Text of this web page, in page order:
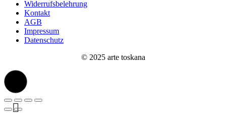
Widerrufsbelehrung
Kontakt
AGB
Impressum
Datenschutz
© 2025 arte toskana